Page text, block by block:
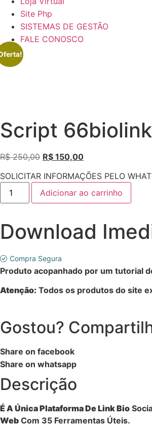
Site Php
SISTEMAS DE GESTÃO
FALE CONOSCO
Script
R$250,00 O
original
era:
R$ 250,00.
R$ 150,00O
atual
é:
R$ 150,00.
SOLICITAR INFORMAÇÕES PELO
Script
66biolinks
(SAAS
quantidade
Adicionar ao carrinho
Download
Compra Segura
Produto acopanhado por um tutorial
Atenção: Todos os produtos do site
Gostou?
Share on facebook
Share on whatsapp
Descrição
É A ÚnicaPlataforma De Link Bio
Web Com 35 Ferramentas Úteis.